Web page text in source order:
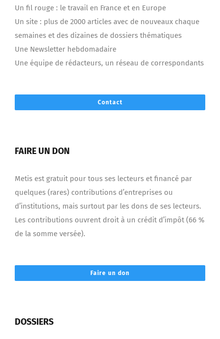
Un fil rouge : le travail en France et en Europe
Un site : plus de 2000 articles avec de nouveaux chaque
semaines et des dizaines de dossiers thématiques
Une Newsletter hebdomadaire
Une équipe de rédacteurs, un réseau de correspondants
Contact
FAIRE UN DON
Metis est gratuit pour tous ses lecteurs et financé par
quelques (rares) contributions d’entreprises ou
d’institutions, mais surtout par les dons de ses lecteurs.
Les contributions ouvrent droit à un crédit d’impôt (66 %
de la somme versée).
Faire un don
DOSSIERS